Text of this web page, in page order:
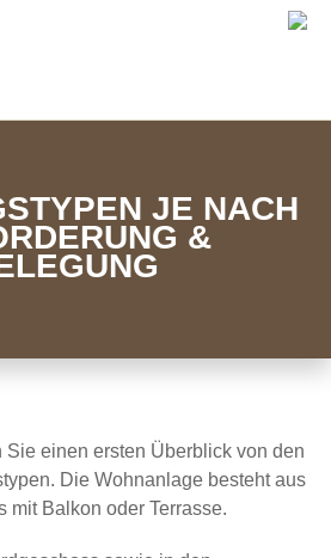
JE NACH
&
Sie einen ersten Überblick von den
Die Wohnanlage besteht aus
mit Balkon oder Terrasse.